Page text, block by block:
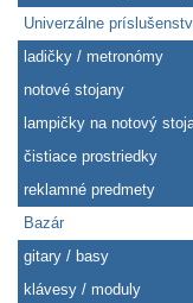
Univerzálne
ladičky / metronómy
notové stojany
lampičky na notový
čistiace prostriedky
reklamné predmety
Bazár
gitary / basy
klávesy / moduly